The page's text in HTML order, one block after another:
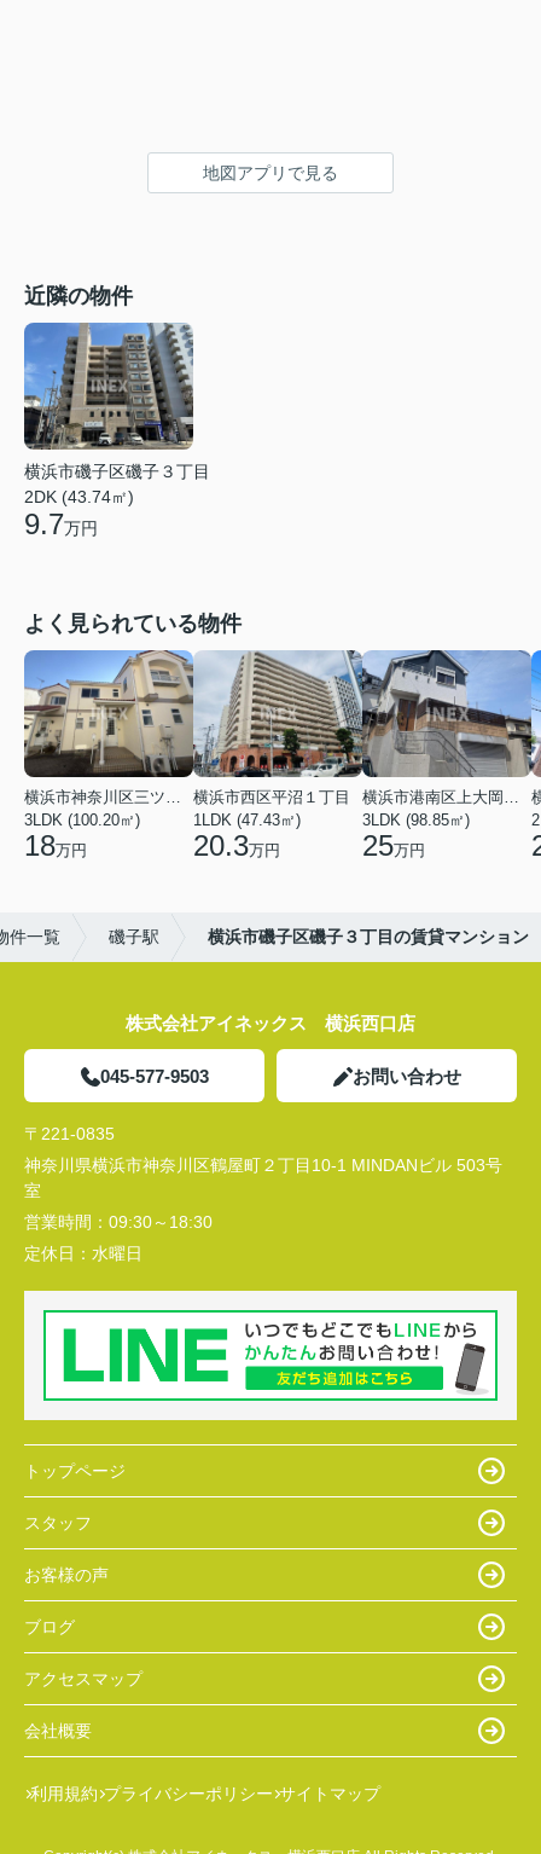
地図アプリで見る
近隣の物件
横浜市磯子区磯子３丁目
2DK (43.74㎡)
9.7万円
よく見られている物件
横浜市神奈川区三ツ沢上町
3LDK (100.20㎡)
18万円
横浜市西区平沼１丁目
1LDK (47.43㎡)
20.3万円
横浜市港南区上大岡東２丁目
3LDK (98.85㎡)
25万円
件一覧 磯子駅 横浜市磯子区磯子３丁目の賃貸マンション
株式会社アイネックス 横浜西口店
045-577-9503 お問い合わせ
〒221-0835
神奈川県横浜市神奈川区鶴屋町２丁目10-1 MINDANビル 503号
室
営業時間： 09:30～18:30
定休日： 水曜日
トップページ
スタッフ
お客様の声
ブログ
アクセスマップ
会社概要
利用規約 プライバシーポリシー サイトマップ